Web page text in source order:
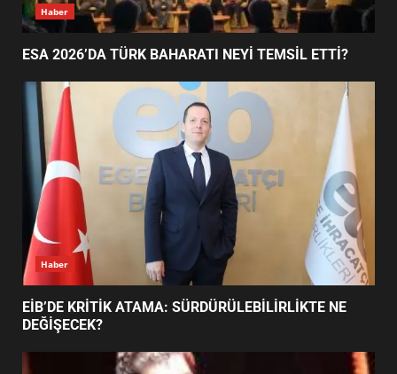
1
ESA 2026’DA TÜRK BAHARATI
NEYİ TEMSİL ETTİ?
2
EİB’DE KRİTİK ATAMA:
SÜRDÜRÜLEBİLİRLİKTE NE
DEĞİŞECEK?
3
EDREMİT’İN GURURU TÜRKİYE
FİNALİNDE NE BAŞARDI?
UZATILDI: NE DEĞİŞTİ?
Haber
ESA 2026’DA TÜRK BAHARATI NEYİ TEMSİL ETTİ?
Haber
EİB’DE KRİTİK ATAMA: SÜRDÜRÜLEBİLİRLİKTE NE
DEĞİŞECEK?